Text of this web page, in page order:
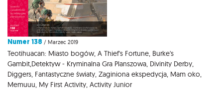
Numer 138 / Marzec 2019
Teotihuacan: Miasto bogów, A Thief's Fortune, Burke's
Gambit,Detektyw - Kryminalna Gra Planszowa, Divinity Derby,
Diggers, Fantastyczne światy, Zaginiona ekspedycja, Mam oko,
Memuuu, My First Activity, Activity Junior